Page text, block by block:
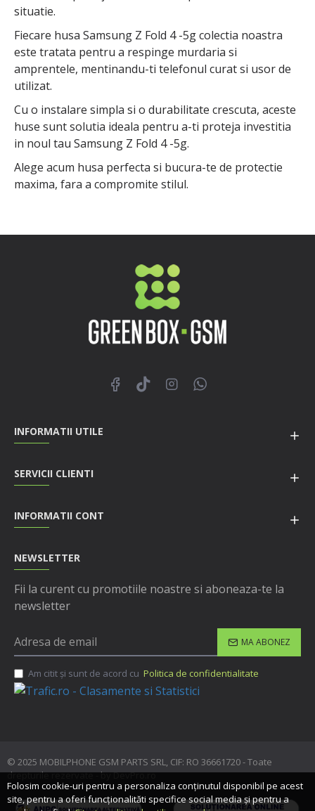
situatie.
Fiecare husa Samsung Z Fold 4 -5g colectia noastra
este tratata pentru a respinge murdaria si
amprentele, mentinandu-ti telefonul curat si usor de
utilizat.
Cu o instalare simpla si o durabilitate crescuta, aceste
huse sunt solutia ideala pentru a-ti proteja investitia
in noul tau Samsung Z Fold 4 -5g.
Alege acum husa perfecta si bucura-te de protectie
maxima, fara a compromite stilul.
INFORMATII UTILE
SERVICII CLIENTI
INFORMATII CONT
NEWSLETTER
Fii la curent cu promotiile noastre si aboneaza-te la
newsletter
MA ABONEZ
Am citit şi sunt de acord cu Politica de confidentialitate
© 2025 MOBILPHONE GSM PARTS SRL, CIF: RO 36661720 - Toate
drepturile rezervate - by DevPro.ro
Folosim cookie-uri pentru a personaliza conținutul disponibil pe acest
site, pentru a oferi funcționalităti specifice social media și pentru a